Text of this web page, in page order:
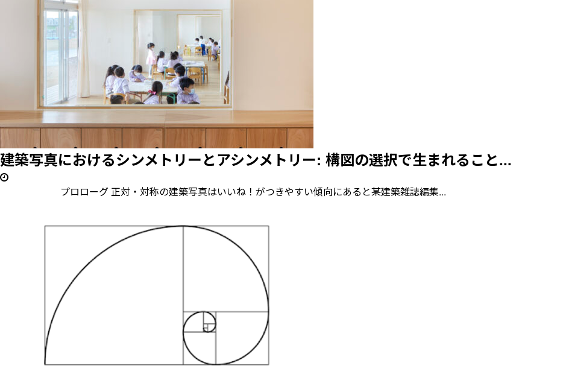
建築写真におけるシンメトリーとアシンメトリー: 構図の選択で生まれること...
プロローグ 正対・対称の建築写真はいいね！がつきやすい傾向にあると某建築雑誌編集...